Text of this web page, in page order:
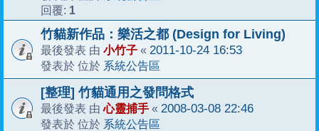
回覆: 1
竹貓新作品：樂活之都 (Design for Living)
最後發表 由 小竹子 « 2011-10-24 16:53
發表於 位於 系統公告區
[整理] 竹貓通用之發問格式
最後發表 由心靈捕手 « 2008-03-08 22:46
發表於 位於 系統公告區